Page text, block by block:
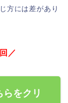
方には差があり
／
をクリ